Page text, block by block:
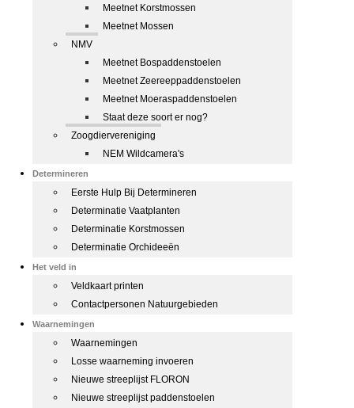
Meetnet Korstmossen
Meetnet Mossen
NMV
Meetnet Bospaddenstoelen
Meetnet Zeereeppaddenstoelen
Meetnet Moeraspaddenstoelen
Staat deze soort er nog?
Zoogdiervereniging
NEM Wildcamera's
Determineren
Eerste Hulp Bij Determineren
Determinatie Vaatplanten
Determinatie Korstmossen
Determinatie Orchideeën
Het veld in
Veldkaart printen
Contactpersonen Natuurgebieden
Waarnemingen
Waarnemingen
Losse waarneming invoeren
Nieuwe streeplijst FLORON
Nieuwe streeplijst paddenstoelen